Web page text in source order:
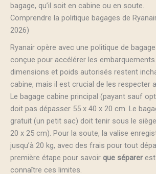
bagage, qu’il soit en cabine ou en soute.
Comprendre la politique bagages de
2026)
Ryanair opère avec une politique de
conçue pour accélérer les
dimensions et poids autorisés restent
cabine, mais il est crucial de les respecter
Le bagage cabine principal (payant sauf
doit pas dépasser 55 x 40 x 20 cm. Le
gratuit (un petit sac) doit tenir sous le
20 x 25 cm). Pour la soute, la valise
jusqu’à 20 kg, avec des frais pour tout
première étape pour savoir que séparer
connaître ces limites.